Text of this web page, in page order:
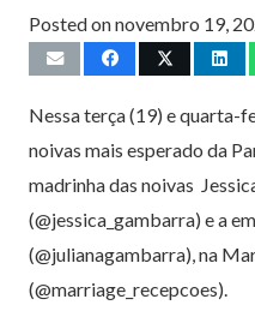
Posted onnovembro 19,
Nessa terça (19) e quarta-
noivas mais esperado da
madrinha das noivas
(@jessica_gambarra) e a
(@julianagambarra), na
(@marriage_recepcoes).